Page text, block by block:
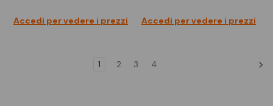
Accedi per vedere i prezzi Accedi per vedere i prezzi
1 2 3 4